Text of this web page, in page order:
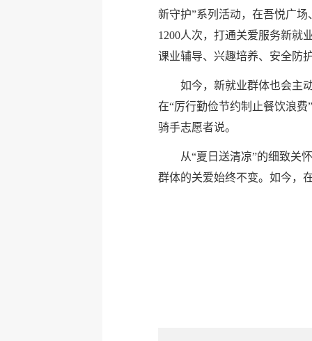
新守护”系列活动，在吾悦广
1200人次，打通关爱服务新就
课业辅导、兴趣培养、安全防
如今，新就业群体也会主
在“厉行勤俭节约制止餐饮浪
骑手志愿者说。
从“夏日送清凉”的细致关
群体的关爱始终不变。如今，